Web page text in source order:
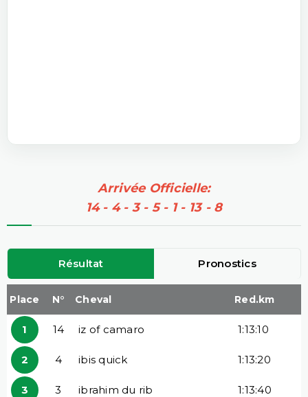
Arrivée Officielle:
14 - 4 - 3 - 5 - 1 - 13 - 8
Résultat Pronostics
Place N° Cheval Red.km
1 14 iz of camaro 1:13:10
2 4 ibis quick 1:13:20
3 3 ibrahim du rib 1:13:40